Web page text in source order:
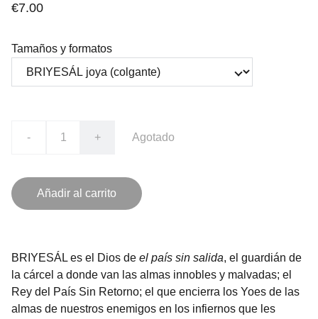
€7.00
Tamaños y formatos
- + Agotado
Añadir al carrito
BRIYESÁL es el Dios de el país sin salida, el guardián de
la cárcel a donde van las almas innobles y malvadas; el
Rey del País Sin Retorno; el que encierra los Yoes de las
almas de nuestros enemigos en los infiernos que les